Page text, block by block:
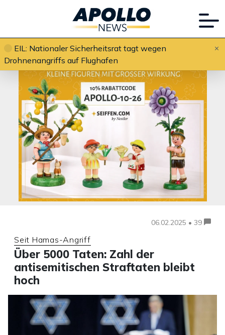
EIL: Nationaler Sicherheitsrat tagt wegen
Drohnenangriffs auf Flughafen
Werbung
06.02.2025 • 39
Seit Hamas-Angriff
Über 5000 Taten: Zahl der
antisemitischen Straftaten bleibt
hoch